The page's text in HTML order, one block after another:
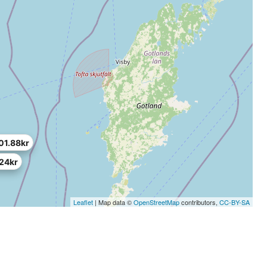
Leaflet | Map data ©OpenStreetMapcontributors, CC-BY-SA